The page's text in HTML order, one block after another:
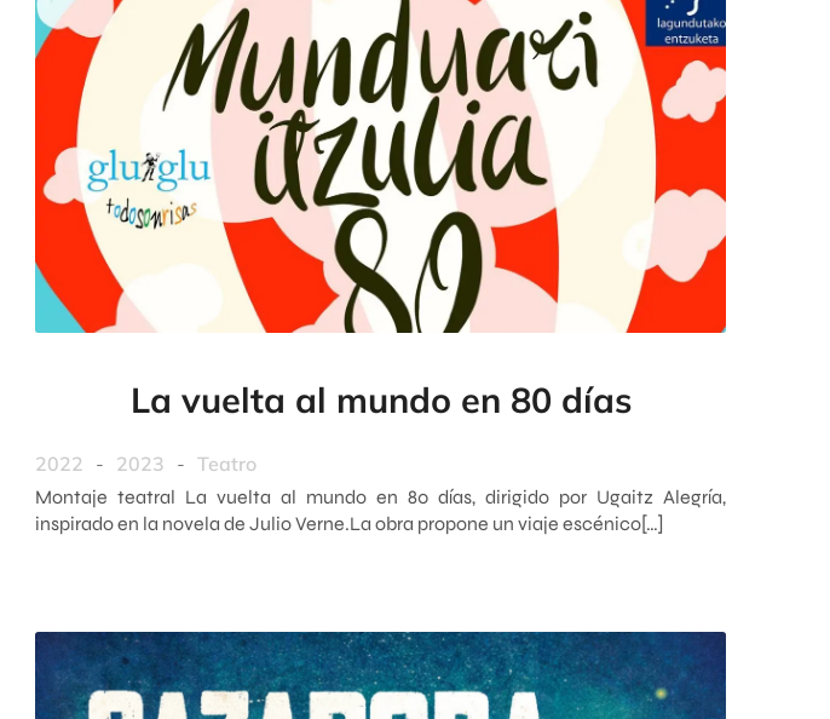
La vuelta al mundo en 80 días
2022 - 2023 - Teatro
Montaje teatral La vuelta al mundo en 80 días, dirigido por Ugaitz Alegría,
inspirado en la novela de Julio Verne.La obra propone un viaje escénico[…]